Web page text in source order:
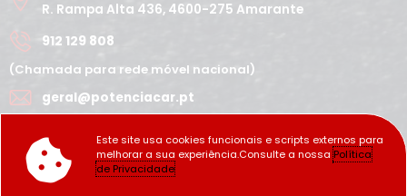
R. Rampa Alta 436, 4600-275 Amarante
912 129 808
(Chamada para rede móvel nacional)
geral@potenciacar.pt
10:00h - 12:30h | 14h 19:30h
Domingo
Fechado
Este site usa cookies funcionais e scripts externos para
melhorar a sua experiência.Consulte a nossaPolítica
de Privacidade